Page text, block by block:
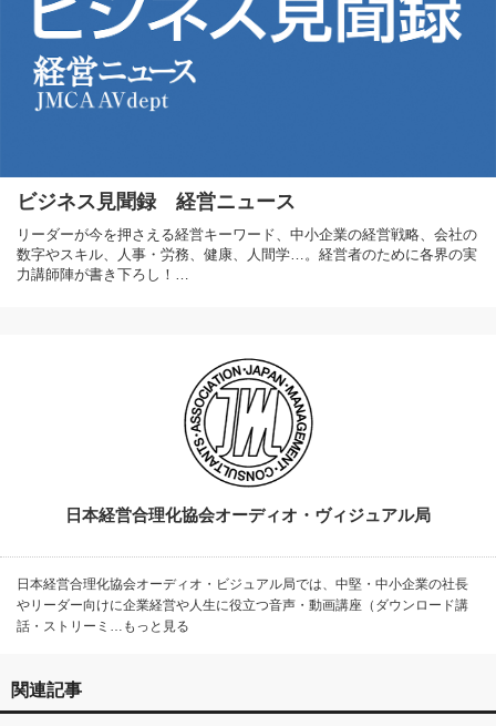
ビジネス見聞録 経営ニュース
リーダーが今を押さえる経営キーワード、中小企業の経営戦略、会社の
数字やスキル、人事・労務、健康、人間学…。経営者のために各界の実
力講師陣が書き下ろし！…
日本経営合理化協会オーディオ・ヴィジュアル局
日本経営合理化協会オーディオ・ビジュアル局では、中堅・中小企業の社長
やリーダー向けに企業経営や人生に役立つ音声・動画講座（ダウンロード講
話・ストリーミ…もっと見る
関連記事